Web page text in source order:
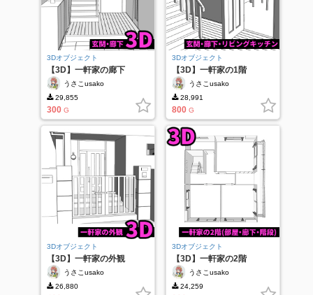
3Dオブジェクト
【3D】一軒家の廊下
うさこusako
29,855
300 G
3Dオブジェクト
【3D】一軒家の1階
うさこusako
28,991
800 G
3Dオブジェクト
【3D】一軒家の外観
うさこusako
26,880
3Dオブジェクト
【3D】一軒家の2階
うさこusako
24,259